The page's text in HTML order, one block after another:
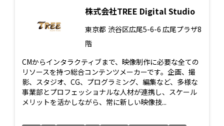
株式会社TREE Digital Studio
東京都 渋谷区広尾5-6-6 広尾プラザ8
階
CMからインタラクティブまで、映像制作に必要な全ての
リソースを持つ総合コンテンツメーカーです。企画、撮
影、スタジオ、CG、プログラミング、編集など、多様な
事業部とプロフェッショナルな人材が連携し、スケール
メリットを活かしながら、常に新しい映像技...